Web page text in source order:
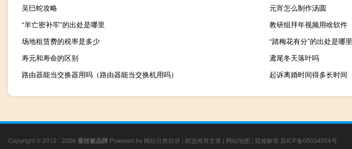
吴巳蛇攻略
元宵怎么制作汤圆
“羊亡密补牢”的出处是哪里
教研组拜年视频用啥软件
场地租赁费的税率是多少
“踏梅花有分”的出处是哪里
寿元和寿命的区别
鸢尾冬天落叶吗
路由器能当交换器用吗（路由器能当交换机用吗）
起诉离婚时间得多长时间
Copyright © 2012 - 2026 蚕丝被品牌 Powered by 网站分类目录 | 精选推荐文章 | 网站地图 | 疑难解答 苏ICP备05034554号